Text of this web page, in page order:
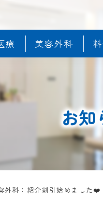
療 美容外科
お知
外科：紹介割引始めました❤️